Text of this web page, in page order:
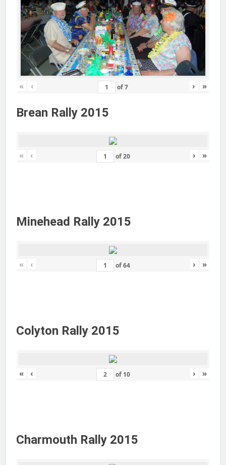
« ‹ of7 › »
Brean Rally 2015
« ‹ of20 › »
Minehead Rally 2015
« ‹ of64 › »
Colyton Rally 2015
« ‹ of 10 › »
Charmouth Rally 2015